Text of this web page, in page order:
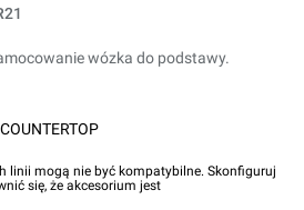
wózka do podstawy.
linii mogą nie być kompatybilne. Skonfiguruj
się, że akcesorium jest